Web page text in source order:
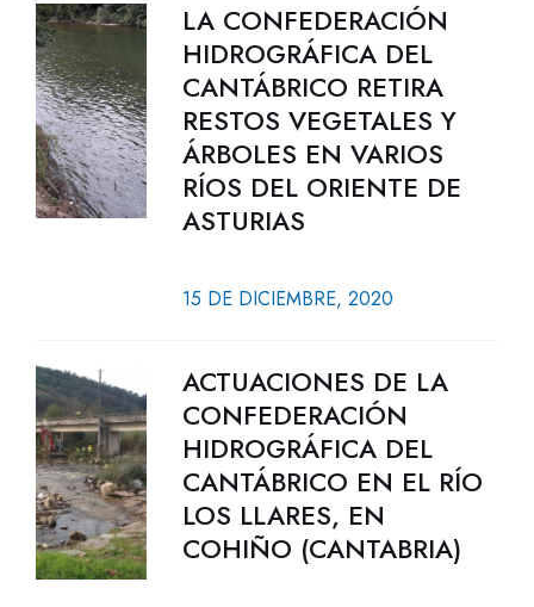
LA CONFEDERACIÓN
HIDROGRÁFICA DEL
CANTÁBRICO RETIRA
RESTOS VEGETALES Y
ÁRBOLES EN VARIOS
RÍOS DEL ORIENTE DE
ASTURIAS
15 DE DICIEMBRE, 2020
ACTUACIONES DE LA
CONFEDERACIÓN
HIDROGRÁFICA DEL
CANTÁBRICO EN EL RÍO
LOS LLARES, EN
COHIÑO (CANTABRIA)